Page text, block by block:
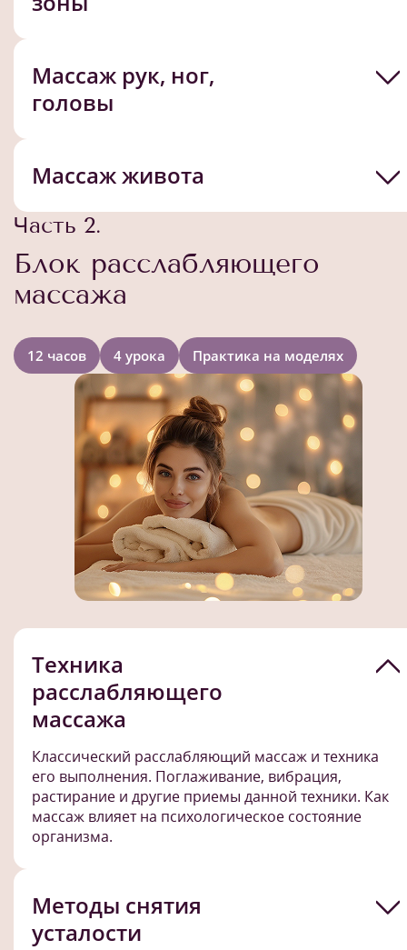
Массаж рук, ног,
головы
Массаж живота
Часть 2.
Блок расслабляющего
массажа
12 часов 4 урока Практика на моделях
Техника
расслабляющего
массажа
Классический расслабляющий массаж и техника
его выполнения. Поглаживание, вибрация,
растирание и другие приемы данной техники. Как
массаж влияет на психологическое состояние
организма.
Методы снятия
усталости